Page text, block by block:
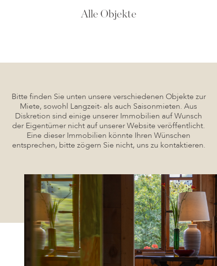
Alle Objekte
Bitte finden Sie unten unsere verschiedenen Objekte zur
Miete, sowohl Langzeit- als auch Saisonmieten. Aus
Diskretion sind einige unserer Immobilien auf Wunsch
der Eigentümer nicht auf unserer Website veröffentlicht.
Eine dieser Immobilien könnte Ihren Wünschen
entsprechen, bitte zögern Sie nicht, uns zu kontaktieren.